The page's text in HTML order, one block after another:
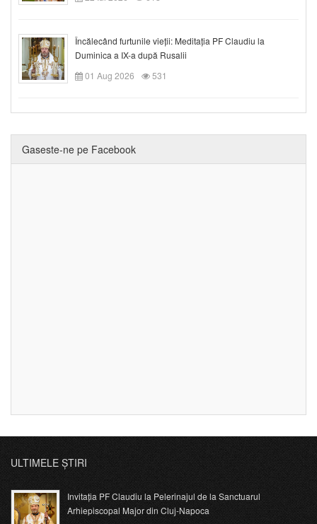
Încălecând furtunile vieții: Meditația PF Claudiu la
Duminica a IX-a după Rusalii
01 Aug 2026
531
Gaseste-ne pe Facebook
ULTIMELE ȘTIRI
Invitația PF Claudiu la Pelerinajul de la Sanctuarul
Arhiepiscopal Major din Cluj-Napoca